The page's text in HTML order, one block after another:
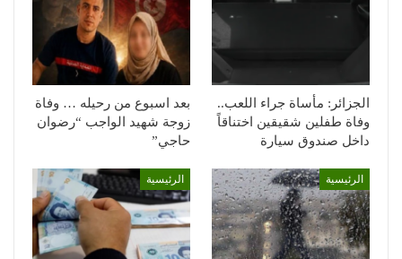
الجزائر: مأساة جراء اللعب..
وفاة طفلين شقيقين اختناقاً
داخل صندوق سيارة
بعد اسبوع من رحيله … وفاة
زوجة شهيد الواجب “رضوان
حاجي”
الرئيسية الرئيسية